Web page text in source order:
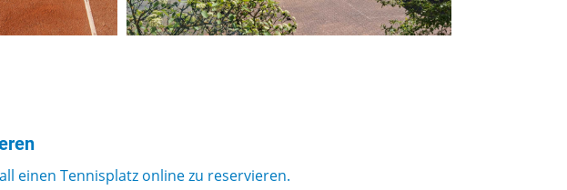
einen Tennisplatz online zu reservieren.